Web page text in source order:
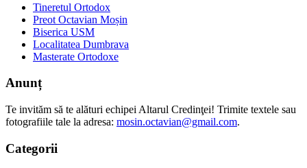
Tineretul Ortodox
Preot Octavian Moșin
Biserica USM
Localitatea Dumbrava
Masterate Ortodoxe
Anunț
Te invităm să te alături echipei Altarul Credinţei! Trimite textele sau
fotografiile tale la adresa: mosin.octavian@gmail.com.
Categorii